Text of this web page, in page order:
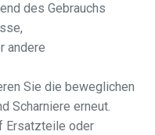
des Gebrauchs
andere
Sie die beweglichen
Scharniere erneut.
Ersatzteile oder